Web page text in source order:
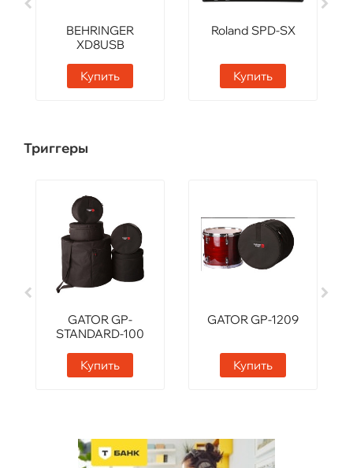
BEHRINGER
XD8USB
Купить
Roland SPD-SX
Купить
Триггеры
GATOR GP-
STANDARD-100
Купить
GATOR GP-1209
Купить